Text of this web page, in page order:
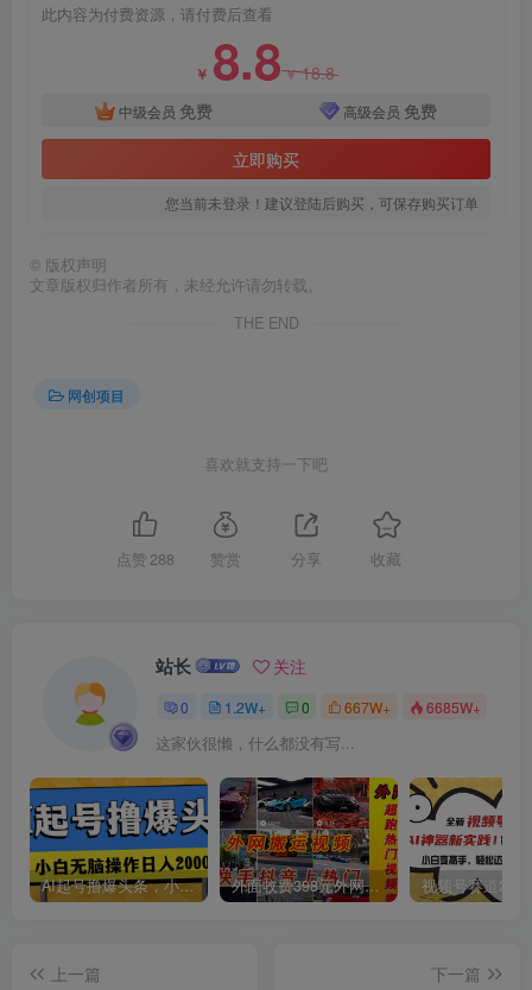
此内容为付费资源，请付费后查看
￥ 8.8￥18.8
中级会员 免费 高级会员 免费
立即购买
您当前未登录！建议登陆后购买，可保存购买订单
© 版权声明
文章版权归作者所有，未经允许请勿转载。
THE END
网创项目
喜欢就支持一下吧
点赞 288 赞赏 分享 收藏
站长 关注
0 1.2W+ 0 667W+ 6685W+
这家伙很懒，什么都没有写...
AI起号撸爆头条，小白也能操作，日入2000+ 外面收费398元外网超跑豪车汽车视频搬运至快手抖音上热门项目
上一篇
下一篇